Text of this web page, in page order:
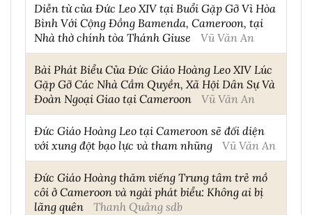
Diễn từ của Đức Leo XIV tại Buổi Gặp Gỡ Vì Hòa
Bình Với Cộng Đồng Bamenda, Cameroon, tại
Nhà thờ chính tòa Thánh Giuse
Vũ Văn An
Bài Phát Biểu Của Đức Giáo Hoàng Leo XIV Lúc
Gặp Gỡ Các Nhà Cầm Quyền, Xã Hội Dân Sự Và
Đoàn Ngoại Giao tại Cameroon
Vũ Văn An
Đức Giáo Hoàng Leo tại Cameroon sẽ đối diện
với xung đột bạo lực và tham nhũng
Vũ Văn An
Đức Giáo Hoàng thăm viếng Trung tâm trẻ mồ
côi ở Cameroon và ngài phát biểu: Không ai bị
lãng quên
Thanh Quảng sdb